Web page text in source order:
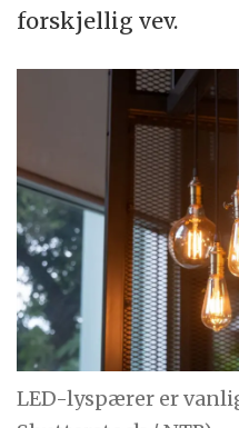
forskjellig vev.
LED-lyspærer er